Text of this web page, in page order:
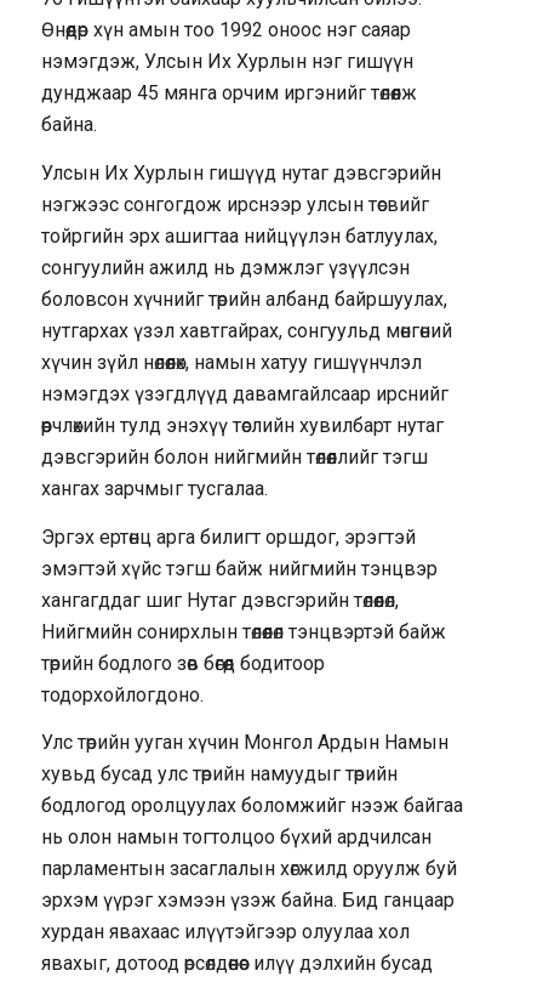
Өнөөдөр хүн амын тоо 1992 оноос нэг саяар
нэмэгдэж, Улсын Их Хурлын нэг гишүүн
дунджаар 45 мянга орчим иргэнийг төлөөлж
байна.
Улсын Их Хурлын гишүүд нутаг дэвсгэрийн
нэгжээс сонгогдож ирснээр улсын төсвийг
тойргийн эрх ашигтаа нийцүүлэн батлуулах,
сонгуулийн ажилд нь дэмжлэг үзүүлсэн
боловсон хүчнийг төрийн албанд байршуулах,
нутгархах үзэл хавтгайрах, сонгуульд мөнгөний
хүчин зүйл нөлөөлөх, намын хатуу гишүүнчлэл
нэмэгдэх үзэгдлүүд давамгайлсаар ирснийг
өөрчлөхийн тулд энэхүү төслийн хувилбарт нутаг
дэвсгэрийн болон нийгмийн төлөөллийг тэгш
хангах зарчмыг тусгалаа.
Эргэх ертөнц арга билигт оршдог, эрэгтэй
эмэгтэй хүйс тэгш байж нийгмийн тэнцвэр
хангагддаг шиг Нутаг дэвсгэрийн төлөөлөл,
Нийгмийн сонирхлын төлөөлөл тэнцвэртэй байж
төрийн бодлого зөв бөгөөд бодитоор
тодорхойлогдоно.
Улс төрийн ууган хүчин Монгол Ардын Намын
хувьд бусад улс төрийн намуудыг төрийн
бодлогод оролцуулах боломжийг нээж байгаа
нь олон намын тогтолцоо бүхий ардчилсан
парламентын засаглалын хөгжилд оруулж буй
эрхэм үүрэг хэмээн үзэж байна. Бид ганцаар
хурдан явахаас илүүтэйгээр олуулаа хол
явахыг, дотоод өрсөлдөөнөөс илүү дэлхийн бусад